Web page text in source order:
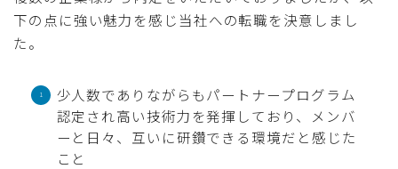
下の点に強い魅力を感じ当社への転職を決意しまし
た。
少人数でありながらもパートナープログラム
認定され高い技術力を発揮しており、メンバ
ーと日々、互いに研鑽できる環境だと感じた
こと